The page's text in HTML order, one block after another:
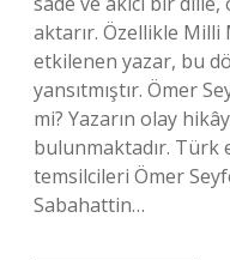
aktarır. Özellikle Milli
etkilenen yazar, bu
yansıtmıştır. Ömer
mi? Yazarın olay
bulunmaktadır. Türk
temsilcileri Ömer
Sabahattin…